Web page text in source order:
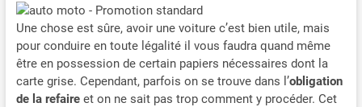
Une chose est sûre, avoir une voiture c’est bien utile, mais
pour conduire en toute légalité il vous faudra quand même
être en possession de certain papiers nécessaires dont la
carte grise. Cependant, parfois on se trouve dans l’obligation
de la refaireet on ne sait pas trop comment y procéder. Cet